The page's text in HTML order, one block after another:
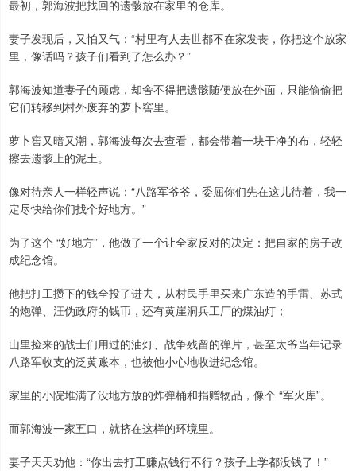
最初，郭海波把找回的遗骸放在家里的仓库。
妻子发现后，又怕又气：“村里有人去世都不在家发丧，你把这个放家
里，像话吗？孩子们看到了怎么办？”
郭海波知道妻子的顾虑，却舍不得把遗骸随便放在外面，只能偷偷把
它们转移到村外废弃的萝卜窖里。
萝卜窖又暗又潮，郭海波每次去查看，都会带着一块干净的布，轻轻
擦去遗骸上的泥土。
像对待亲人一样轻声说：“八路军爷爷，委屈你们先在这儿待着，我一
定尽快给你们找个好地方。”
为了这个 “好地方”，他做了一个让全家反对的决定：把自家的房子改
成纪念馆。
他把打工攒下的钱全投了进去，从村民手里买来广东造的手雷、苏式
的炮弹、汪伪政府的钱币，还有黄崖洞兵工厂的煤油灯；
山里捡来的战士们用过的油灯、战争残留的弹片，甚至太爷当年记录
八路军收支的泛黄账本，也被他小心地收进纪念馆。
家里的小院堆满了没地方放的炸弹桶和捐赠物品，像个 “军火库”。
而郭海波一家五口，就挤在这样的环境里。
妻子天天劝他：“你出去打工赚点钱行不行？孩子上学都没钱了！”